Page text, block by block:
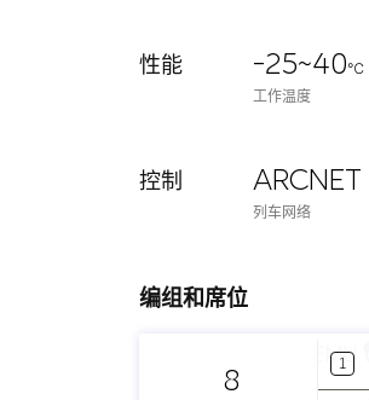
性能 -25~40℃
工作温度
控制 ARCNET
列车网络
编组和席位
8 1